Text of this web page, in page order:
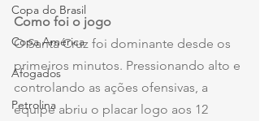
Copa do Brasil
Copa América
Afogados
Petrolina
Como foi o jogo
O Santa Cruz foi dominante desde os
primeiros minutos. Pressionando alto e
controlando as ações ofensivas, a
equipe abriu o placar logo aos 12